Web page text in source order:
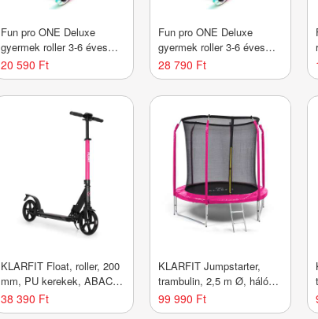
Fun pro ONE Deluxe
gyermek roller 3-6 éves
korig LED kerekek
összecsukható 50 kg-ig
állítható magasságú
20 590 Ft
Fun pro ONE Deluxe
gyermek roller 3-6 éves
korig LED kerekek
összecsukható 50 kg-ig
állítható magasságú
28 790 Ft
KLARFIT Float, roller, 200
mm, PU kerekek, ABAC 7,
AS-soft grips fogantyúk,
bíborvörös
38 390 Ft
KLARFIT Jumpstarter,
trambulin, 2,5 m Ø, háló
120 kg max., 195 cm Ø
ugrófelület
99 990 Ft